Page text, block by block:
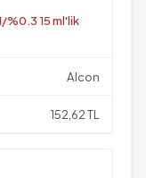
%0.3 15 ml'lik
Alcon
152,62 TL